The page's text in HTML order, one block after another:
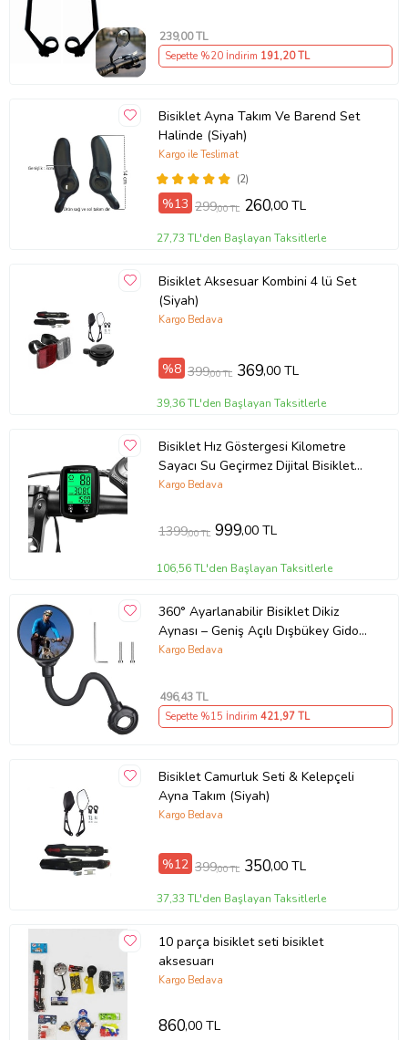
239,00 TL
Sepette %20 İndirim 191,20 TL
Bisiklet Ayna Takım Ve Barend Set
Halinde (Siyah)
(2)
Kargo ile Teslimat
%13 299,00 TL 260,00 TL
27,73 TL'den Başlayan Taksitlerle
Bisiklet Aksesuar Kombini 4 lü Set
(Siyah)
Kargo Bedava
%8 399,00 TL 369,00 TL
39,36 TL'den Başlayan Taksitlerle
Bisiklet Hız Göstergesi Kilometre
Sayacı Su Geçirmez Dijital Bisiklet
Yol Bilgisayarı-19 Fonksiyonlu
Kargo Bedava
1399,00 TL 999,00 TL
106,56 TL'den Başlayan Taksitlerle
360° Ayarlanabilir Bisiklet Dikiz
Aynası – Geniş Açılı Dışbükey Gidon
Aynası, Dönebilen Güvenli Sürüş
Kargo Bedava
496,43 TL
Sepette %15 İndirim 421,97 TL
Bisiklet Camurluk Seti & Kelepçeli
Ayna Takım (Siyah)
Kargo Bedava
%12 399,00 TL 350,00 TL
37,33 TL'den Başlayan Taksitlerle
10 parça bisiklet seti bisiklet
aksesuarı
Kargo Bedava
860,00 TL